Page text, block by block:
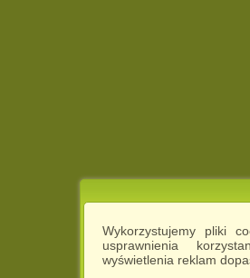
Wykorzystujemy pliki
usprawnienia
wyświetlenia reklam